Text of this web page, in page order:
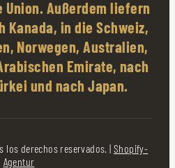
Außerdem liefern
Kanada, in die Schweiz,
Norwegen, Australien,
Emirate, nach
und nach Japan.
los derechos reservados. | Shopify-
Agentur